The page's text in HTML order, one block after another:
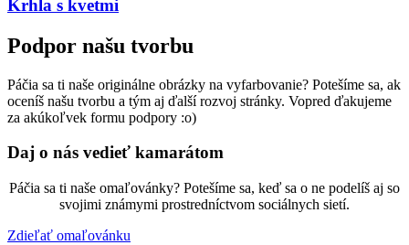
Krhla s kvetmi
Podpor našu tvorbu
Páčia sa ti naše originálne obrázky na vyfarbovanie? Potešíme sa, ak
oceníš našu tvorbu a tým aj ďalší rozvoj stránky. Vopred ďakujeme
za akúkoľvek formu podpory :o)
Daj o nás vedieť kamarátom
Páčia sa ti naše omaľovánky? Potešíme sa, keď sa o ne podelíš aj so
svojimi známymi prostredníctvom sociálnych sietí.
Zdieľať omaľovánku